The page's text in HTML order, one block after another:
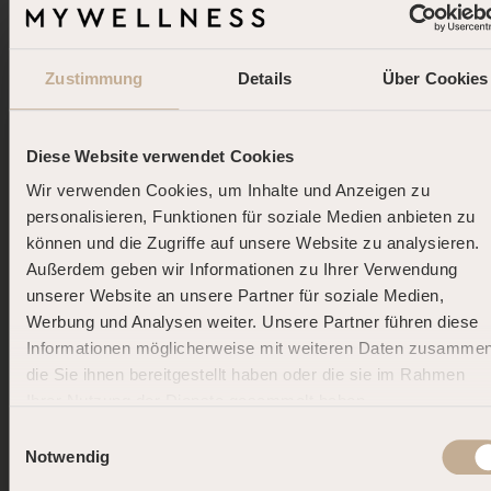
Zustimmung Details Über Cookies
Diese Website verwendet Cookies
Wir verwenden Cookies, um Inhalte und Anzeigen zu
personalisieren, Funktionen für soziale Medien anbieten zu
können und die Zugriffe auf unsere Website zu analysieren.
Außerdem geben wir Informationen zu Ihrer Verwendung
unserer Website an unsere Partner für soziale Medien,
Werbung und Analysen weiter. Unsere Partner führen diese
Informationen möglicherweise mit weiteren Daten
die Sie ihnen bereitgestellt haben oder die sie im Rahmen
Notwendig